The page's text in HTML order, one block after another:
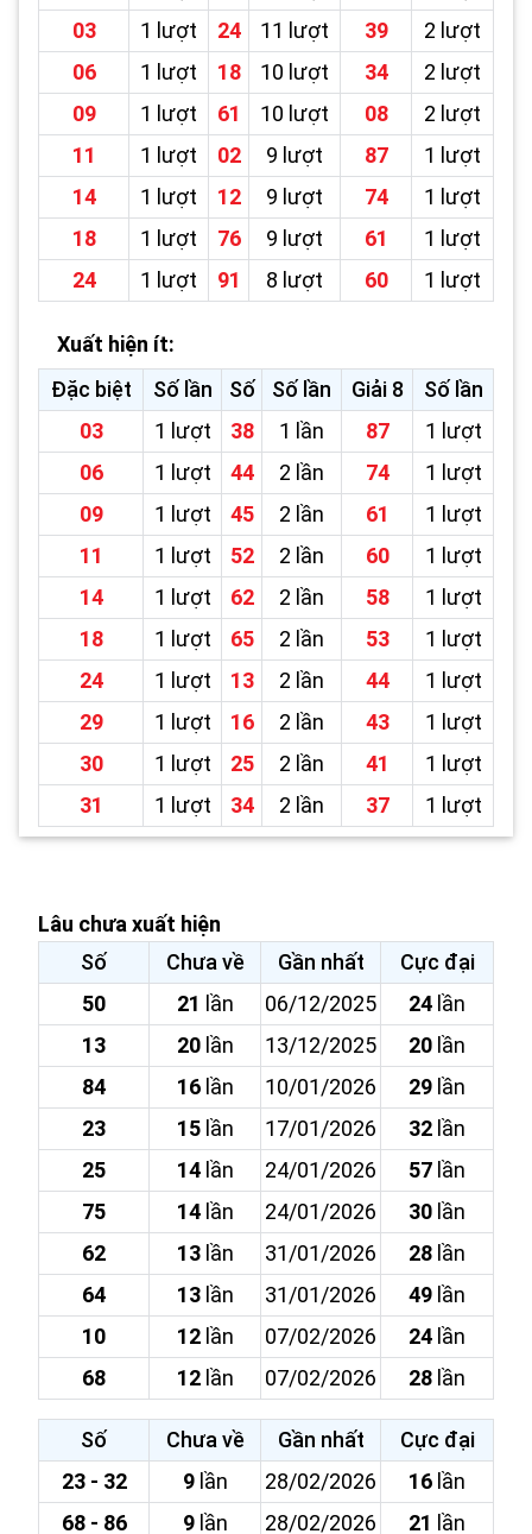
03
1 lượt 24 11 lượt 39
2 lượt
06
1 lượt 18 10 lượt 34
2 lượt
09
1 lượt 61 10 lượt 08
2 lượt
11
1 lượt 02 9 lượt 87
1 lượt
14
1 lượt 12 9 lượt 74
1 lượt
18
1 lượt 76 9 lượt 61
1 lượt
24
1 lượt 91 8 lượt 60 1 lượt
Xuất hiện ít:
Đặc biệt
Số lần Số Số lần Giải 8
Số lần
03
1 lượt 38 1 lần 87
1 lượt
06
1 lượt 44 2 lần 74
1 lượt
09
1 lượt 45 2 lần 61
1 lượt
11
1 lượt 52 2 lần 60
1 lượt
14
1 lượt 62 2 lần 58
1 lượt
18
1 lượt 65 2 lần 53
1 lượt
24
1 lượt 13 2 lần 44
1 lượt
29
1 lượt 16 2 lần 43
1 lượt
30
1 lượt 25 2 lần 41
1 lượt
31
1 lượt 34 2 lần 37 1 lượt
Lâu chưa xuất hiện
Số
Chưa về Gần nhất
Cực đại
50
21 lần 06/12/2025 24 lần
13
20lần 13/12/2025 20 lần
84
16lần 10/01/2026 29 lần
23
15lần 17/01/2026 32 lần
25
14lần 24/01/2026 57 lần
75
14lần 24/01/2026 30 lần
62
13lần 31/01/2026 28 lần
64
13lần 31/01/2026 49 lần
10
12lần 07/02/2026 24 lần
68
12lần 07/02/2026 28 lần
Số Chưa về Gần nhất
Cực đại
23 - 32
9lần 28/02/2026 16 lần
68 - 86
9lần 28/02/2026 21 lần